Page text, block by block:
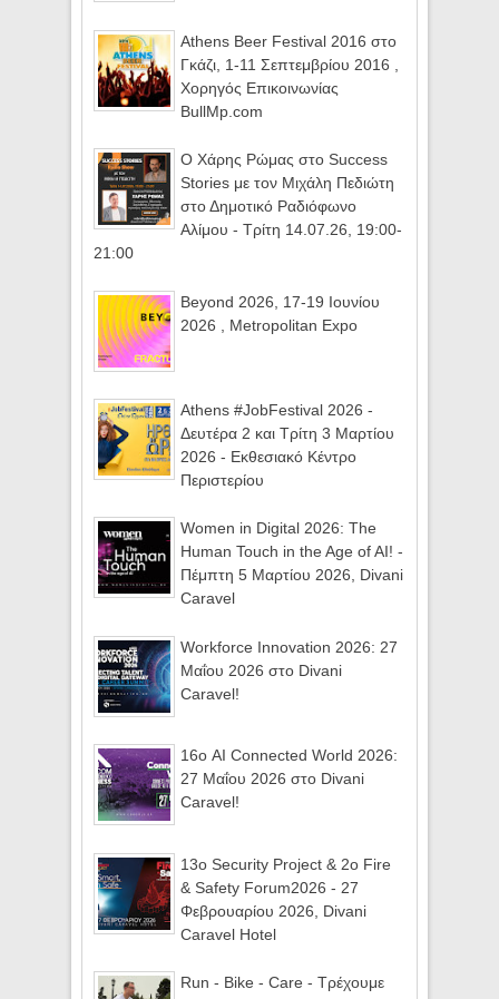
Athens Beer Festival 2016 στο
Γκάζι, 1-11 Σεπτεμβρίου 2016 ,
Χορηγός Επικοινωνίας
BullMp.com
Ο Χάρης Ρώμας στο Success
Stories με τον Μιχάλη Πεδιώτη
στο Δημοτικό Ραδιόφωνο
Αλίμου - Τρίτη 14.07.26, 19:00-
21:00
Beyond 2026, 17-19 Ιουνίου
2026 , Metropolitan Expo
Athens #JobFestival 2026 -
Δευτέρα 2 και Τρίτη 3 Μαρτίου
2026 - Εκθεσιακό Κέντρο
Περιστερίου
Women in Digital 2026: The
Human Touch in the Age of AI! -
Πέμπτη 5 Μαρτίου 2026, Divani
Caravel
Workforce Innovation 2026: 27
Μαΐου 2026 στο Divani
Caravel!
16ο AI Connected World 2026:
27 Μαΐου 2026 στο Divani
Caravel!
13ο Security Project & 2ο Fire
& Safety Forum2026 - 27
Φεβρουαρίου 2026, Divani
Caravel Hotel
Run - Bike - Care - Τρέχουμε